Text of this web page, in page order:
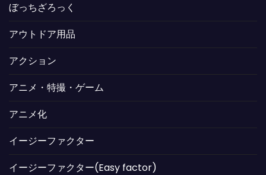
ぼっちざろっく
アウトドア用品
アクション
アニメ・特撮・ゲーム
アニメ化
イージーファクター
イージーファクター(Easy factor)